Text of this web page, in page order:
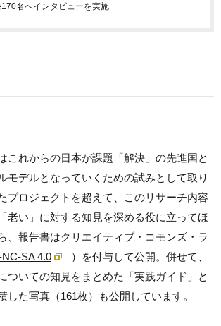
名へインタビューを実施
これからの日本が課題「解決」の先進国と
モデルとなっていくための試みとして取り
プロジェクトを超えて、このリサーチ内容
老い」に対する知見を深める役に立ってほ
、報告書はクリエイティブ・コモンズ・ラ
SA 4.0
）を付与して公開。併せて、
ついての知見をまとめた「実践ガイド」と
した写真（161枚）も公開しています。